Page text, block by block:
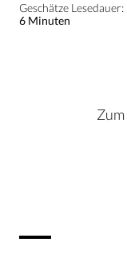
Geschätze Lesedauer:
6 Minuten